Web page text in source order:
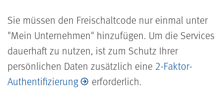
Sie müssen den Freischaltcode nur einmal unter
"Mein Unternehmen" hinzufügen. Um die Services
dauerhaft zu nutzen, ist zum Schutz Ihrer
persönlichen Daten zusätzlich eine 2-Faktor-
Authentifizierung
erforderlich.